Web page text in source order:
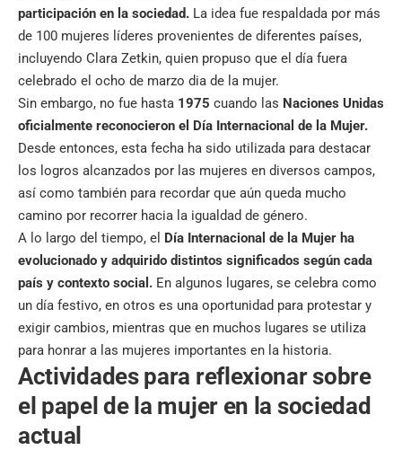
participación en la sociedad. La idea fue respaldada por más
de 100 mujeres líderes provenientes de diferentes países,
incluyendo Clara Zetkin, quien propuso que el día fuera
celebrado el ocho de marzo dia de la mujer.
Sin embargo, no fue hasta 1975 cuando las Naciones Unidas
oficialmente reconocieron el Día Internacional de la Mujer.
Desde entonces, esta fecha ha sido utilizada para destacar
los logros alcanzados por las mujeres en diversos campos,
así como también para recordar que aún queda mucho
camino por recorrer hacia la igualdad de género.
A lo largo del tiempo, el Día Internacional de la Mujer ha
evolucionado y adquirido distintos significados según cada
país y contexto social. En algunos lugares, se celebra como
un día festivo, en otros es una oportunidad para protestar y
exigir cambios, mientras que en muchos lugares se utiliza
para honrar a las mujeres importantes en la historia.
Actividades para reflexionar sobre
el papel de la mujer en la sociedad
actual